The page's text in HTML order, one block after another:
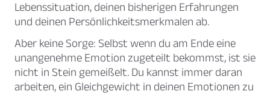
Lebenssituation, deinen bisherigen Erfahrungen
und deinen Persönlichkeitsmerkmalen ab.
Aber keine Sorge: Selbst wenn du am Ende eine
unangenehme Emotion zugeteilt bekommst, ist sie
nicht in Stein gemeißelt. Du kannst immer daran
arbeiten, ein Gleichgewicht in deinen Emotionen zu